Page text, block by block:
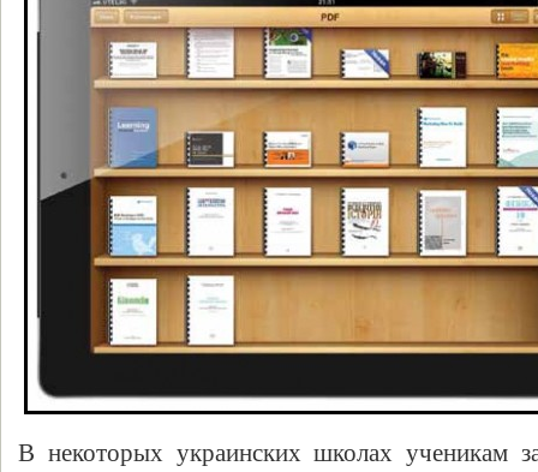
В некоторых украинских школах ученикам